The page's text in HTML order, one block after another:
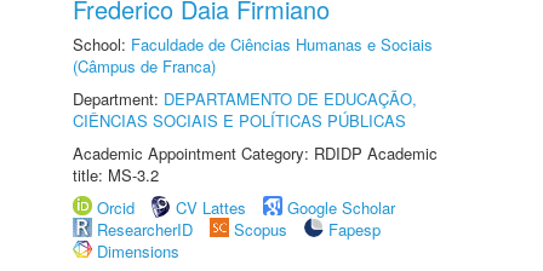
Frederico Daia Firmiano
School: Faculdade de Ciências Humanas e Sociais
(Câmpus de Franca)
Department: DEPARTAMENTO DE EDUCAÇÃO,
CIÊNCIAS SOCIAIS E POLÍTICAS PÚBLICAS
Academic Appointment Category: RDIDP Academic
title: MS-3.2
Orcid
CV Lattes
Google Scholar
ResearcherID
Scopus
Fapesp
Dimensions